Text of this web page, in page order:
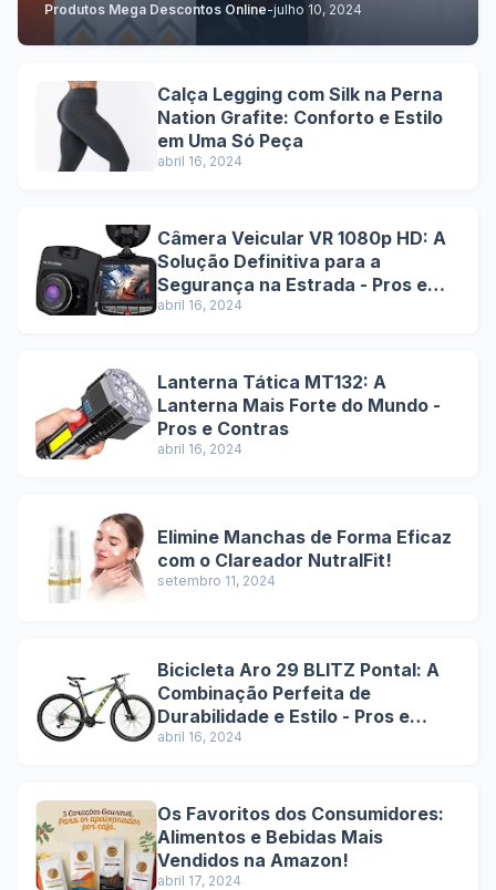
Produtos Mega Descontos Online-julho 10, 2024
Calça Legging com Silk na Perna
Nation Grafite: Conforto e Estilo
em Uma Só Peça
abril 16, 2024
Câmera Veicular VR 1080p HD: A
Solução Definitiva para a
Segurança na Estrada - Pros e
Contras
abril 16, 2024
Lanterna Tática MT132: A
Lanterna Mais Forte do Mundo -
Pros e Contras
abril 16, 2024
Elimine Manchas de Forma Eficaz
com o Clareador NutralFit!
setembro 11, 2024
Bicicleta Aro 29 BLITZ Pontal: A
Combinação Perfeita de
Durabilidade e Estilo - Pros e
Contras
abril 16, 2024
Os Favoritos dos Consumidores:
Alimentos e Bebidas Mais
Vendidos na Amazon!
abril 17, 2024